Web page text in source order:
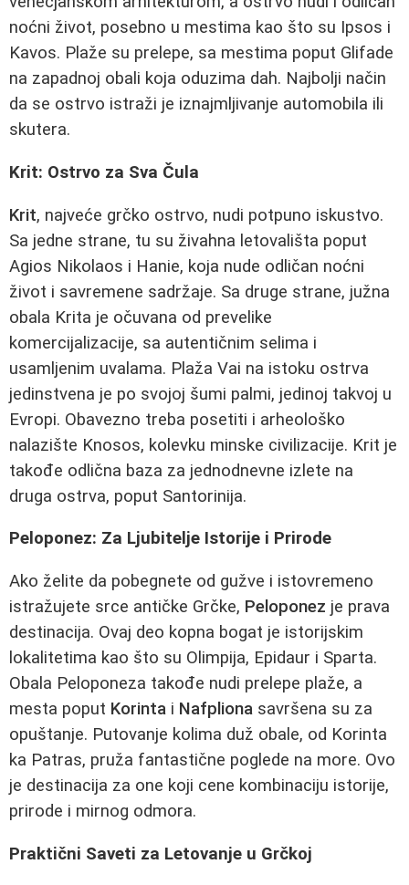
noćni život, posebno u mestima kao što su Ipsos i
Kavos. Plaže su prelepe, sa mestima poput Glifade
na zapadnoj obali koja oduzima dah. Najbolji način
da se ostrvo istraži je iznajmljivanje automobila ili
skutera.
Krit: Ostrvo za Sva Čula
Krit, najveće grčko ostrvo, nudi potpuno iskustvo.
Sa jedne strane, tu su živahna letovališta poput
Agios Nikolaos i Hanie, koja nude odličan noćni
život i savremene sadržaje. Sa druge strane, južna
obala Krita je očuvana od prevelike
komercijalizacije, sa autentičnim selima i
usamljenim uvalama. Plaža Vai na istoku ostrva
jedinstvena je po svojoj šumi palmi, jedinoj takvoj u
Evropi. Obavezno treba posetiti i arheološko
nalazište Knosos, kolevku minske civilizacije. Krit je
takođe odlična baza za jednodnevne izlete na
druga ostrva, poput Santorinija.
Peloponez: Za Ljubitelje Istorije i Prirode
Ako želite da pobegnete od gužve i istovremeno
istražujete srce antičke Grčke, Peloponez je prava
destinacija. Ovaj deo kopna bogat je istorijskim
lokalitetima kao što su Olimpija, Epidaur i Sparta.
Obala Peloponeza takođe nudi prelepe plaže, a
mesta poput Korinta i Nafpliona savršena su za
opuštanje. Putovanje kolima duž obale, od Korinta
ka Patras, pruža fantastične poglede na more. Ovo
je destinacija za one koji cene kombinaciju istorije,
prirode i mirnog odmora.
Praktični Saveti za Letovanje u Grčkoj